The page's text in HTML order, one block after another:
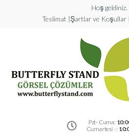
Hoş geldiniz.
Teslimat |Şartlar ve Koşullar
Pzt- Cuma:
Cumartesi - :